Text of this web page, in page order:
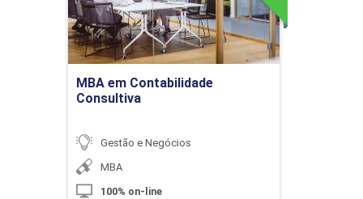
Planejamento e Gestão Estratégica do
Orçamento
Implantação do Sistema
Orçamentário
MBA em Contabilidade
Consultiva
Gestão e Negócios
MBA
100% on-line
Ir para Inscrição